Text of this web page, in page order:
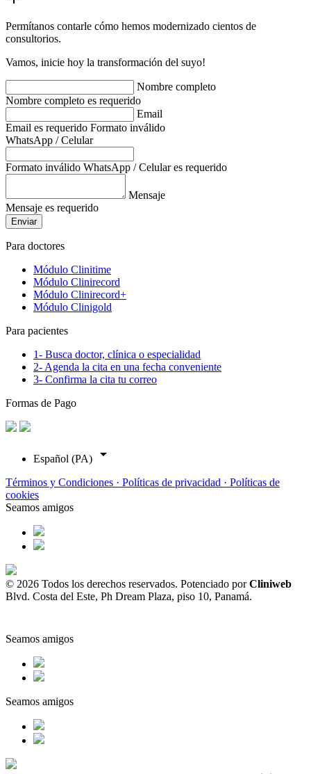
Permítanos contarle cómo hemos modernizado cientos de
consultorios.
Vamos, inicie hoy la transformación del suyo!
Nombre completo
Nombre completo es requerido
Email
Email es requerido Formato inválido
WhatsApp / Celular
Formato inválido WhatsApp / Celular es requerido
Mensaje
Mensaje es requerido
Enviar
Para doctores
Módulo Clinitime
Módulo Clinirecord
Módulo Clinirecord+
Módulo Clinigold
Para pacientes
1- Busca doctor, clínica o especialidad
2- Agenda la cita en una fecha conveniente
3- Confirma la cita tu correo
Formas de Pago
Español (PA) arrow_drop_down
Términos y Condiciones · Políticas de privacidad · Políticas de
cookies
Seamos amigos
© 2026 Todos los derechos reservados. Potenciado porCliniweb
Blvd. Costa del Este, Ph Dream Plaza, piso 10, Panamá.
Seamos amigos
Seamos amigos